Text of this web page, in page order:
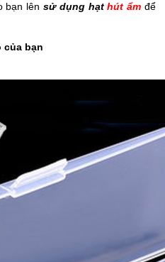
bạn lên sử dụng hạthút ẩm để
của bạn